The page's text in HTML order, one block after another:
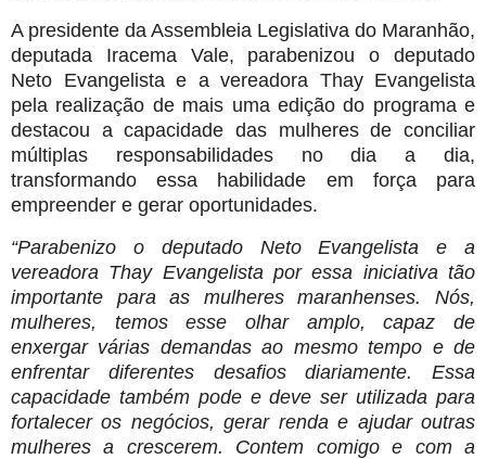
A presidente da Assembleia Legislativa do Maranhão,
deputada Iracema Vale, parabenizou o deputado
Neto Evangelista e a vereadora Thay Evangelista
pela realização de mais uma edição do programa e
destacou a capacidade das mulheres de conciliar
múltiplas responsabilidades no dia a dia,
transformando essa habilidade em força para
empreender e gerar oportunidades.
“Parabenizo o deputado Neto Evangelista e a
vereadora Thay Evangelista por essa iniciativa tão
importante para as mulheres maranhenses. Nós,
mulheres, temos esse olhar amplo, capaz de
enxergar várias demandas ao mesmo tempo e de
enfrentar diferentes desafios diariamente. Essa
capacidade também pode e deve ser utilizada para
fortalecer os negócios, gerar renda e ajudar outras
mulheres a crescerem. Contem comigo e com a